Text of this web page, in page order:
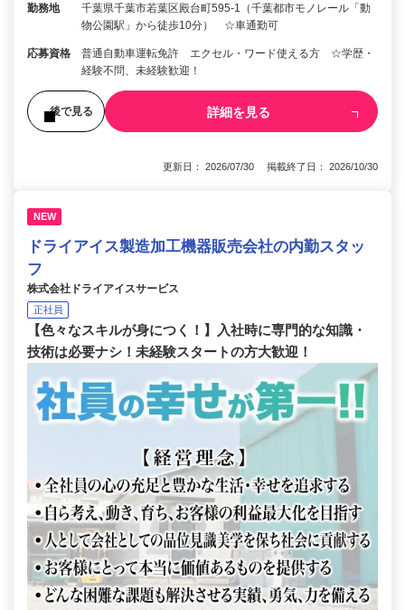
勤務地
千葉県千葉市若葉区殿台町595-1（千葉都市モノレール「動
物公園駅」から徒歩10分） ☆車通勤可
応募資格
普通自動車運転免許 エクセル・ワード使える方 ☆学歴・
経験不問、未経験歓迎！
後で見る 詳細を見る
更新日： 2026/07/30 掲載終了日： 2026/10/30
NEW
ドライアイス製造加工機器販売会社の内勤スタッ
フ
株式会社ドライアイスサービス
正社員
【色々なスキルが身につく！】入社時に専門的な知識・
技術は必要ナシ！未経験スタートの方大歓迎！